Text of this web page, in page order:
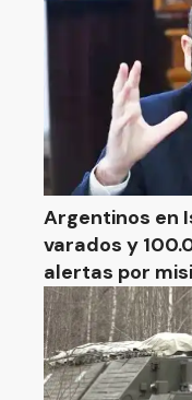
Argentinos en
varados y
alertas por